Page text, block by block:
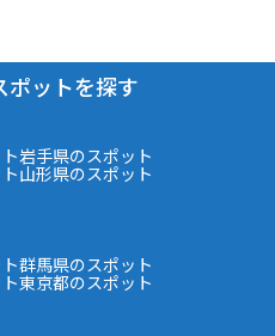
ポットを探す
岩手県のスポット
山形県のスポット
群馬県のスポット
東京都のスポット